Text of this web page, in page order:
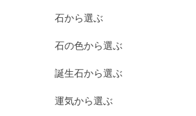
石から選ぶ
石の色から選ぶ
誕生石から選ぶ
運気から選ぶ